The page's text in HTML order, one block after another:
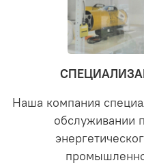
Наша компания
обслуживании